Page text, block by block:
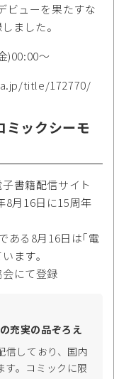
ビューを果たすな
ました。
)00:00～
title/172770/
ミックシーモ
書籍配信サイト
8月16日に15周年
ある8月16日は｢電
ます｡
にて登録
充実の品ぞろえ
信しており、国内
す。コミックに限